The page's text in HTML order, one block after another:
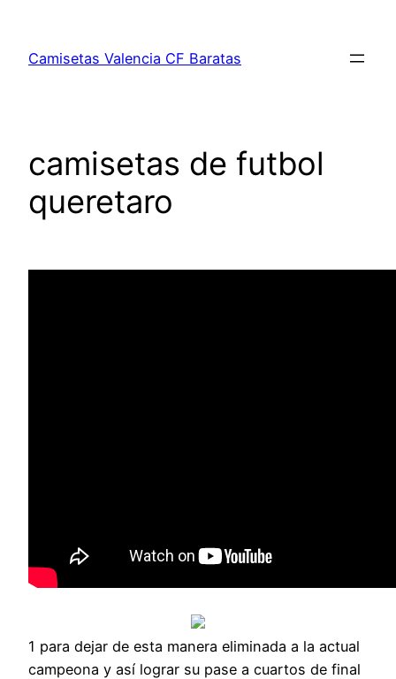
contenido
Camisetas Valencia CF Baratas
camisetas de futbol
queretaro
1 para dejar de esta manera eliminada a la actual
campeona y así lograr su pase a cuartos de final